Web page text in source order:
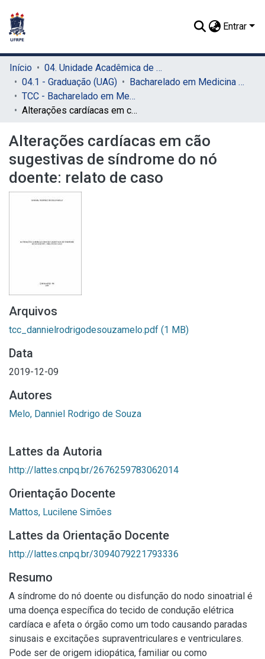
Entrar
Início
04. Unidade Acadêmica de Garanhuns (UAG)
04.1 - Graduação (UAG)
Bacharelado em Medicina Veterinária (UAG)
TCC - Bacharelado em Medicina Veterinária (UAG)
Alterações cardíacas em cão sugestivas de síndrome do nó doente: relato de caso
Alterações cardíacas em cão
sugestivas de síndrome do nó
doente: relato de caso
Arquivos
tcc_dannielrodrigodesouzamelo.pdf (1 MB)
Data
2019-12-09
Autores
Melo, Danniel Rodrigo de Souza
Lattes da Autoria
http://lattes.cnpq.br/2676259783062014
Orientação Docente
Mattos, Lucilene Simões
Lattes da Orientação Docente
http://lattes.cnpq.br/3094079221793336
Resumo
A síndrome do nó doente ou disfunção do nodo sinoatrial é
uma doença específica do tecido de condução elétrica
cardíaca e afeta o órgão como um todo causando paradas
sinusais e excitações supraventriculares e ventriculares.
Pode ser de origem idiopática, familiar ou como